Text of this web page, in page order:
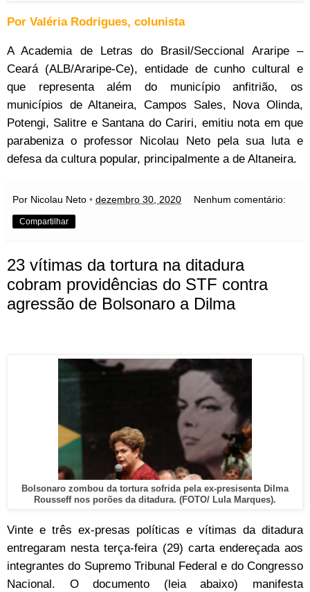
Por Valéria Rodrigues, colunista
A Academia de Letras do Brasil/Seccional Araripe –
Ceará (ALB/Araripe-Ce), entidade de cunho cultural e
que representa além do município anfitrião, os
municípios de Altaneira, Campos Sales, Nova Olinda,
Potengi, Salitre e Santana do Cariri, emitiu nota em que
parabeniza o professor Nicolau Neto pela sua luta e
defesa da cultura popular, principalmente a de Altaneira.
Por Nicolau Neto • dezembro 30, 2020 Nenhum comentário:
Compartilhar
23 vítimas da tortura na ditadura
cobram providências do STF contra
agressão de Bolsonaro a Dilma
Bolsonaro zombou da tortura sofrida pela ex-presisenta Dilma
Rousseff nos porões da ditadura. (FOTO/ Lula Marques).
Vinte e três ex-presas políticas e vítimas da ditadura
entregaram nesta terça-feira (29) carta endereçada aos
integrantes do Supremo Tribunal Federal e do Congresso
Nacional. O documento (leia abaixo) manifesta